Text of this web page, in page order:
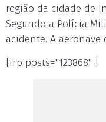
região da cidade de
Segundo a Polícia
acidente. A aeronave
[irp posts="123868" ]